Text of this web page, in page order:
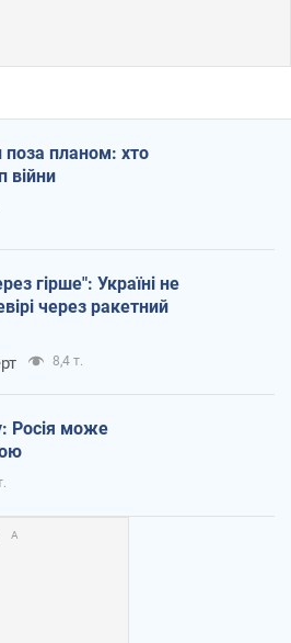
поза планом: хто
війни
гірше": Україні не
через ракетний
8,4 т.
Росія може